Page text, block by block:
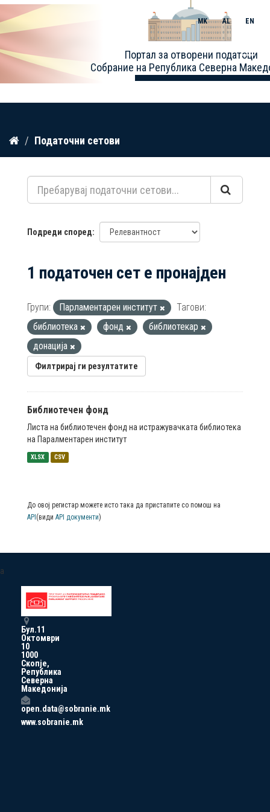
Прескокнете
содржина
Портал за отворени податоци
Собрание на Република Северна
MK AL EN
Toggle
Податочни сетови
Подреди според
1 податочен сет е пронајден
Групи: Парламентарен институт
Тагови:
библиотека
фонд
библиотекар
донација
Филтрирај ги резултатите
Библиотечен фонд
Листа на библиотечен фонд на истражувачката библиотека
на Паралментарен институт
XLSX CSV
До овој регистар можете исто така да пристапите со помош на
API (види API документи)
a
Бул.11
Октомври
10
1000
Скопје,
Република
Северна
Македонија
open.data@sobranie.mk
www.sobranie.mk